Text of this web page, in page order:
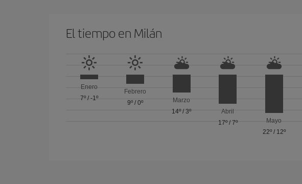
El tiempo en Milán
Enero
7º/ -1º
Febrero
9º /0º
Marzo
14º/3º
Abril
17º/ 7º
Mayo
22º/ 12º